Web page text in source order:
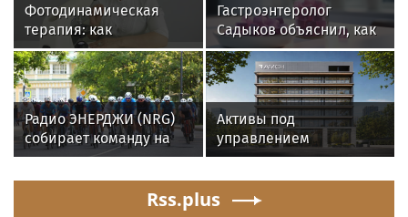
Фотодинамическая
терапия: как
современные
технологии меняют
подход к лечению
онкологии
Гастроэнтеролог
Садыков объяснил, как
сахар в рационе
ускоряет изнашивание
тканей
Радио ЭНЕРДЖИ (NRG)
собирает команду на
Tour de Russie в
Активы под
управлением
инвесткомпании AMCH
Rss.plus